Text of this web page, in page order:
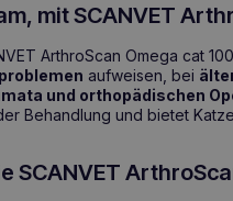
mit SCANVET
ArthroScan Omega cat
aufweisen, bei
und orthopädischen
Behandlung und bietet
SCANVET